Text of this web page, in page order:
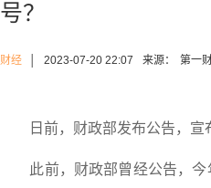
号？
财经 2023-07-20 22:07 来源： 第一
日前，财政部发布公告，宣布
此前，财政部曾经公告，今